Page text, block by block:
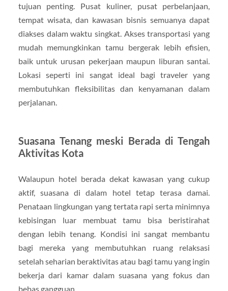
tujuan penting. Pusat kuliner, pusat perbelanjaan,
tempat wisata, dan kawasan bisnis semuanya dapat
diakses dalam waktu singkat. Akses transportasi yang
mudah memungkinkan tamu bergerak lebih efisien,
baik untuk urusan pekerjaan maupun liburan santai.
Lokasi seperti ini sangat ideal bagi traveler yang
membutuhkan fleksibilitas dan kenyamanan dalam
perjalanan.
Suasana Tenang meski Berada di Tengah
Aktivitas Kota
Walaupun hotel berada dekat kawasan yang cukup
aktif, suasana di dalam hotel tetap terasa damai.
Penataan lingkungan yang tertata rapi serta minimnya
kebisingan luar membuat tamu bisa beristirahat
dengan lebih tenang. Kondisi ini sangat membantu
bagi mereka yang membutuhkan ruang relaksasi
setelah seharian beraktivitas atau bagi tamu yang ingin
bekerja dari kamar dalam suasana yang fokus dan
bebas gangguan.